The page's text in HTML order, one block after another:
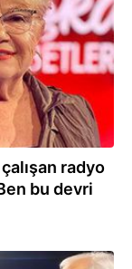
radyo
bu devri